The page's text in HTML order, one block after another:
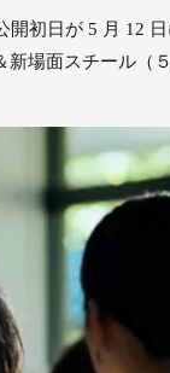
初⽇が 5 ⽉ 12
場面スチール（